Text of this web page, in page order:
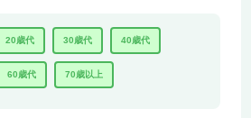
20歳代 30歳代 40歳代
60歳代 70歳以上